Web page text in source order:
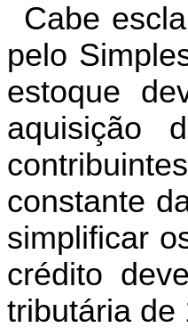
Cabe
pelo
estoque
aquisição
contribuintes
constante
simplificar
crédito deve
tributária de